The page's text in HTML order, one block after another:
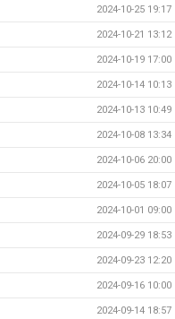
2024-10-25 19:17
2024-10-21 13:12
2024-10-19 17:00
2024-10-14 10:13
2024-10-13 10:49
2024-10-08 13:34
2024-10-06 20:00
2024-10-05 18:07
2024-10-01 09:00
2024-09-29 18:53
2024-09-23 12:20
2024-09-16 10:00
2024-09-14 18:57